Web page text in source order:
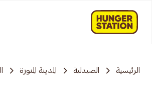
الرئيسية الصيدلية المدينة المنورة